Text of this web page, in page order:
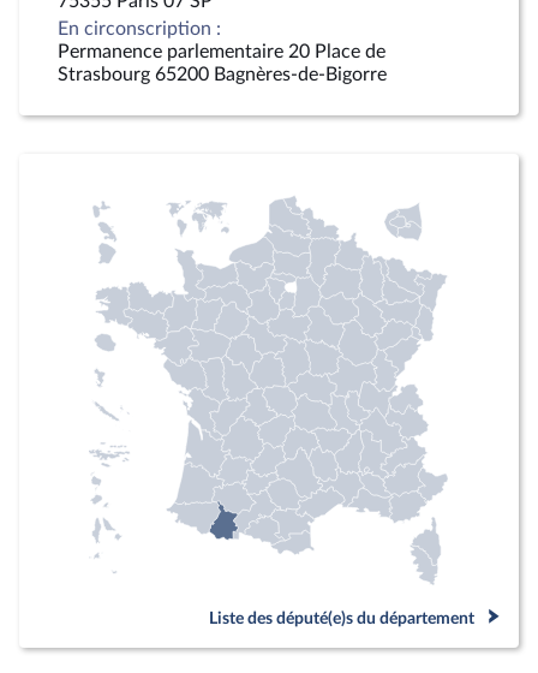
En circonscription :
Permanence parlementaire 20 Place de
Strasbourg 65200 Bagnères-de-Bigorre
Liste des député(e)s du département